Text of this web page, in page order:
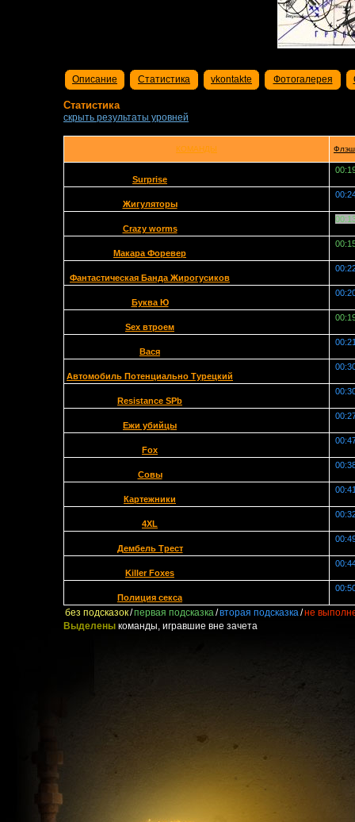
Описание Статистика vkontakte Фотогалерея
Статистика
скрыть результаты уровней
КОМАНДЫ
Surprise
Жигуляторы
Crazy worms
Макара Форевер
Фантастическая Банда Жирогусиков
Буква Ю
Sex втроем
Вася
Автомобиль Потенциально Турецкий
Resistance SPb
Ежи убийцы
Fox
Совы
Картежники
4XL
Дембель Трест
Killer Foxes
Полиция секса
без подсказок/первая подсказка/вторая подсказка/не
Выделены команды, игравшие вне зачета